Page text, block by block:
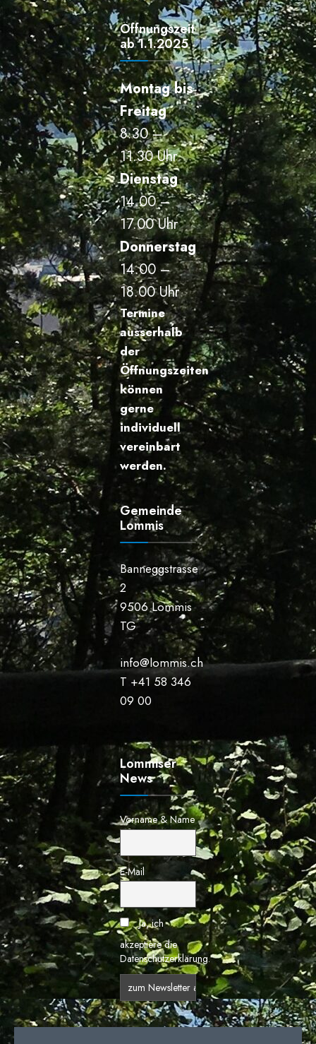
Öffnungszeiten
ab 1.1.2025
Montag bis
Freitag
8.30 –
11.30 Uhr
Dienstag
14.00 –
17.00 Uhr
Donnerstag
14.00 –
18.00 Uhr
Termine
ausserhalb
der
Öffnungszeiten
können
gerne
individuell
vereinbart
werden.
Gemeinde
Lommis
Banneggstrasse
2
9506 Lommis
TG
info@lommis.ch
T +41 58 346
09 00
Lommiser
News
Vorname & Name
E-Mail
Ja, ich
akzeptiere die
Datenschutzerklärung.